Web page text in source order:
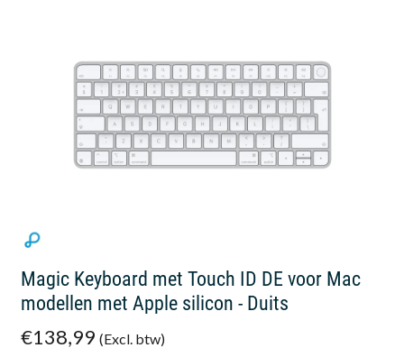
Magic Keyboard met Touch ID DE voor Mac
modellen met Apple silicon - Duits
€138,99 (Excl. btw)